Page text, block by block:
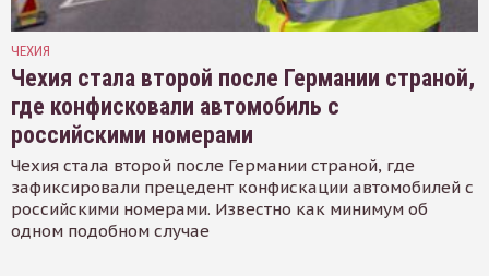
ЧЕХИЯ
Чехия стала второй после Германии страной,
где конфисковали автомобиль с
российскими номерами
Чехия стала второй после Германии страной, где
зафиксировали прецедент конфискации автомобилей с
российскими номерами. Известно как минимум об
одном подобном случае